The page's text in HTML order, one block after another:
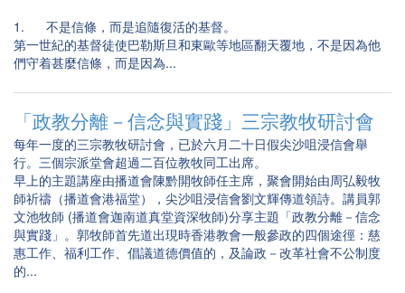
1. 不是信條，而是追隨復活的基督。
第一世紀的基督徒使巴勒斯旦和東歐等地區翻天覆地，不是因為他
們守着甚麼信條，而是因為...
「政教分離－信念與實踐」三宗教牧研討會
每年一度的三宗教牧研討會，已於六月二十日假尖沙咀浸信會舉
行。三個宗派堂會超過二百位教牧同工出席。
早上的主題講座由播道會陳黔開牧師任主席，聚會開始由周弘毅牧
師祈禱（播道會港福堂），尖沙咀浸信會劉文輝傳道領詩。講員郭
文池牧師 (播道會迦南道真堂資深牧師)分享主題「政教分離－信念
與實踐」。郭牧師首先道出現時香港教會一般參政的四個途徑：慈
惠工作、福利工作、倡議道德價值的，及論政－改革社會不公制度
的...